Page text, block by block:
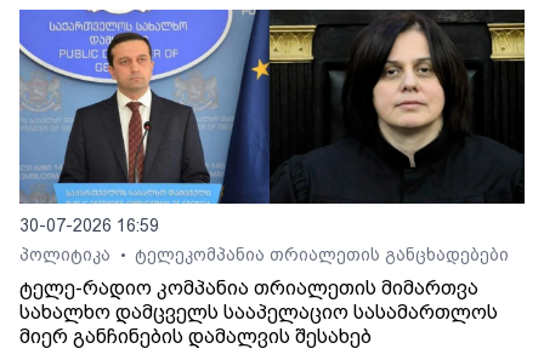
30-07-2026 16:59
პოლიტიკა
• ტელეკომპანია თრიალეთის განცხადებები
ტელე-რადიო კომპანია თრიალეთის მიმართვა
სახალხო დამცველს სააპელაციო სასამართლოს
მიერ განჩინების დამალვის შესახებ